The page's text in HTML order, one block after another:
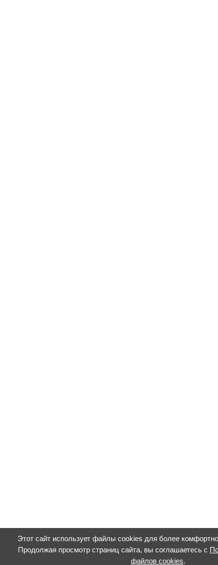
Этот сайт использует файлы cookies для более
Продолжая просмотр страниц сайта, вы соглашаетесь с
файлов cookies.